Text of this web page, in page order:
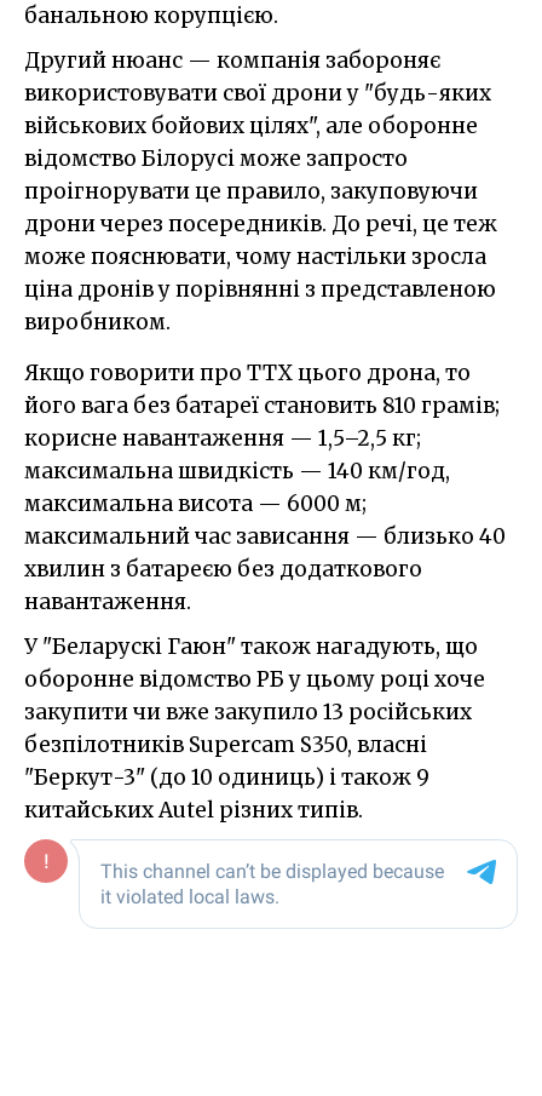
банальною корупцією.
Другий нюанс — компанія забороняє
використовувати свої дрони у "будь-яких
військових бойових цілях", але оборонне
відомство Білорусі може запросто
проігнорувати це правило, закуповуючи
дрони через посередників. До речі, це теж
може пояснювати, чому настільки зросла
ціна дронів у порівнянні з представленою
виробником.
Якщо говорити про ТТХ цього дрона, то
його вага без батареї становить 810 грамів;
корисне навантаження — 1,5–2,5 кг;
максимальна швидкість — 140 км/год,
максимальна висота — 6000 м;
максимальний час зависання — близько 40
хвилин з батареєю без додаткового
навантаження.
У "Беларускі Гаюн" також нагадують, що
оборонне відомство РБ у цьому році хоче
закупити чи вже закупило 13 російських
безпілотників Supercam S350, власні
"Беркут-3" (до 10 одиниць) і також 9
китайських Autel різних типів.